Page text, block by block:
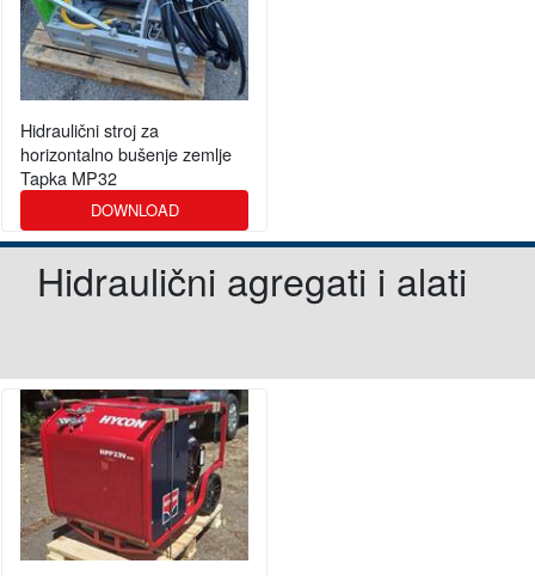
Hidraulični stroj za
horizontalno bušenje zemlje
Tapka MP32
DOWNLOAD
Hidraulični agregati i alati